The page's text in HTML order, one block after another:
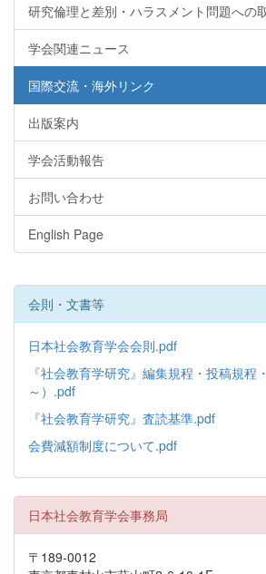
研究倫理と差別・ハラスメント問題への
学会関連ニュース
国際交流・海外リンク
出版案内
学会活動報告
お問い合わせ
English Page
会則・文書等
日本社会教育学会会則.pdf
『社会教育学研究』編集規程・投稿規程
～）.pdf
『社会教育学研究』査読基準.pdf
会費減額制度について.pdf
日本社会教育学会事務局
〒189-0012